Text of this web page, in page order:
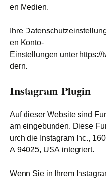
en Medien.
Ihre
en Konto-
Einstellungen unter https://
dern.
Instagram Plugin
Auf dieser Website sind
am eingebunden. Diese
urch die Instagram Inc.,
A 94025, USA integriert.
Wenn Sie in Ihrem